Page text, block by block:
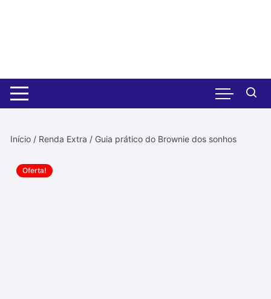
Início / Renda Extra / Guia prático do Brownie dos sonhos
Oferta!